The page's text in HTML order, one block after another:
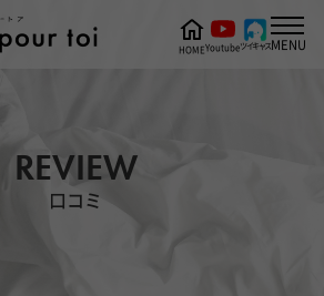
REVIEW
口コミ
HOMEYoutubeツイキャスMENU